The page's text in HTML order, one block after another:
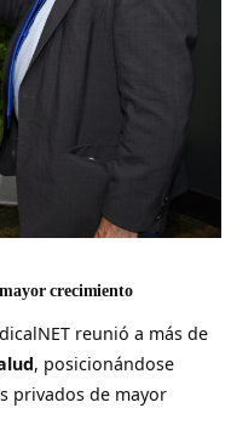
crecimiento
reunió a más de
, posicionándose
privados de mayor